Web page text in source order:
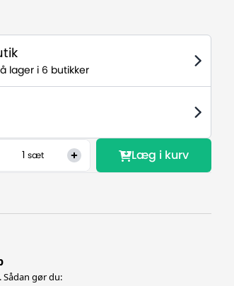
lager i 6 butikker
1 sæt Læg i kurv
gør du: